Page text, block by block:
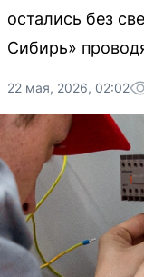
остались без
Сибирь»
22 мая, 2026, 02:02